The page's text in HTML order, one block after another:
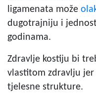
ligamenata može
dugotrajniju i
godinama.
Zdravlje kostiju bi
vlastitom zdravlju jer
tjelesne strukture.